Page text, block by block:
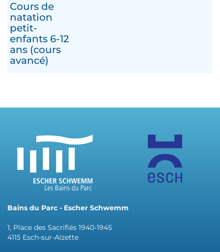
Cours de
natation
petit-
enfants 6-12
ans (cours
avancé)
Bains du Parc - Escher Schwemm
1, Place des Sacrifiés 1940-1945
4115 Esch-sur-Alzette